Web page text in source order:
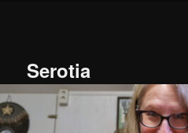
inhoudSerotia